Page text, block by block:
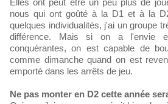
Elles ont peut être un peu plus de
nous qui ont goûté à la D1 et à la
quelques individualités, j'ai un groupe
différence. Mais si on a l'envie
conquérantes, on est capable de
comme dimanche quand on est
emporté dans les arrêts de jeu.
Ne pas monter en D2 cette année